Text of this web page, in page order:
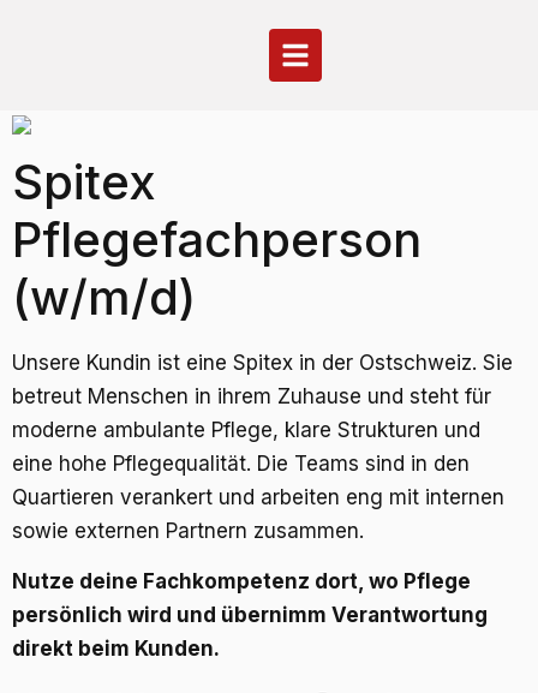
Spitex
Pflegefachperson
(w/m/d)
Unsere Kundin ist eine Spitex in der Ostschweiz. Sie
betreut Menschen in ihrem Zuhause und steht für
moderne ambulante Pflege, klare Strukturen und
eine hohe Pflegequalität. Die Teams sind in den
Quartieren verankert und arbeiten eng mit internen
sowie externen Partnern zusammen.
Nutze deine Fachkompetenz dort, wo Pflege
persönlich wird und übernimm Verantwortung
direkt beim Kunden.